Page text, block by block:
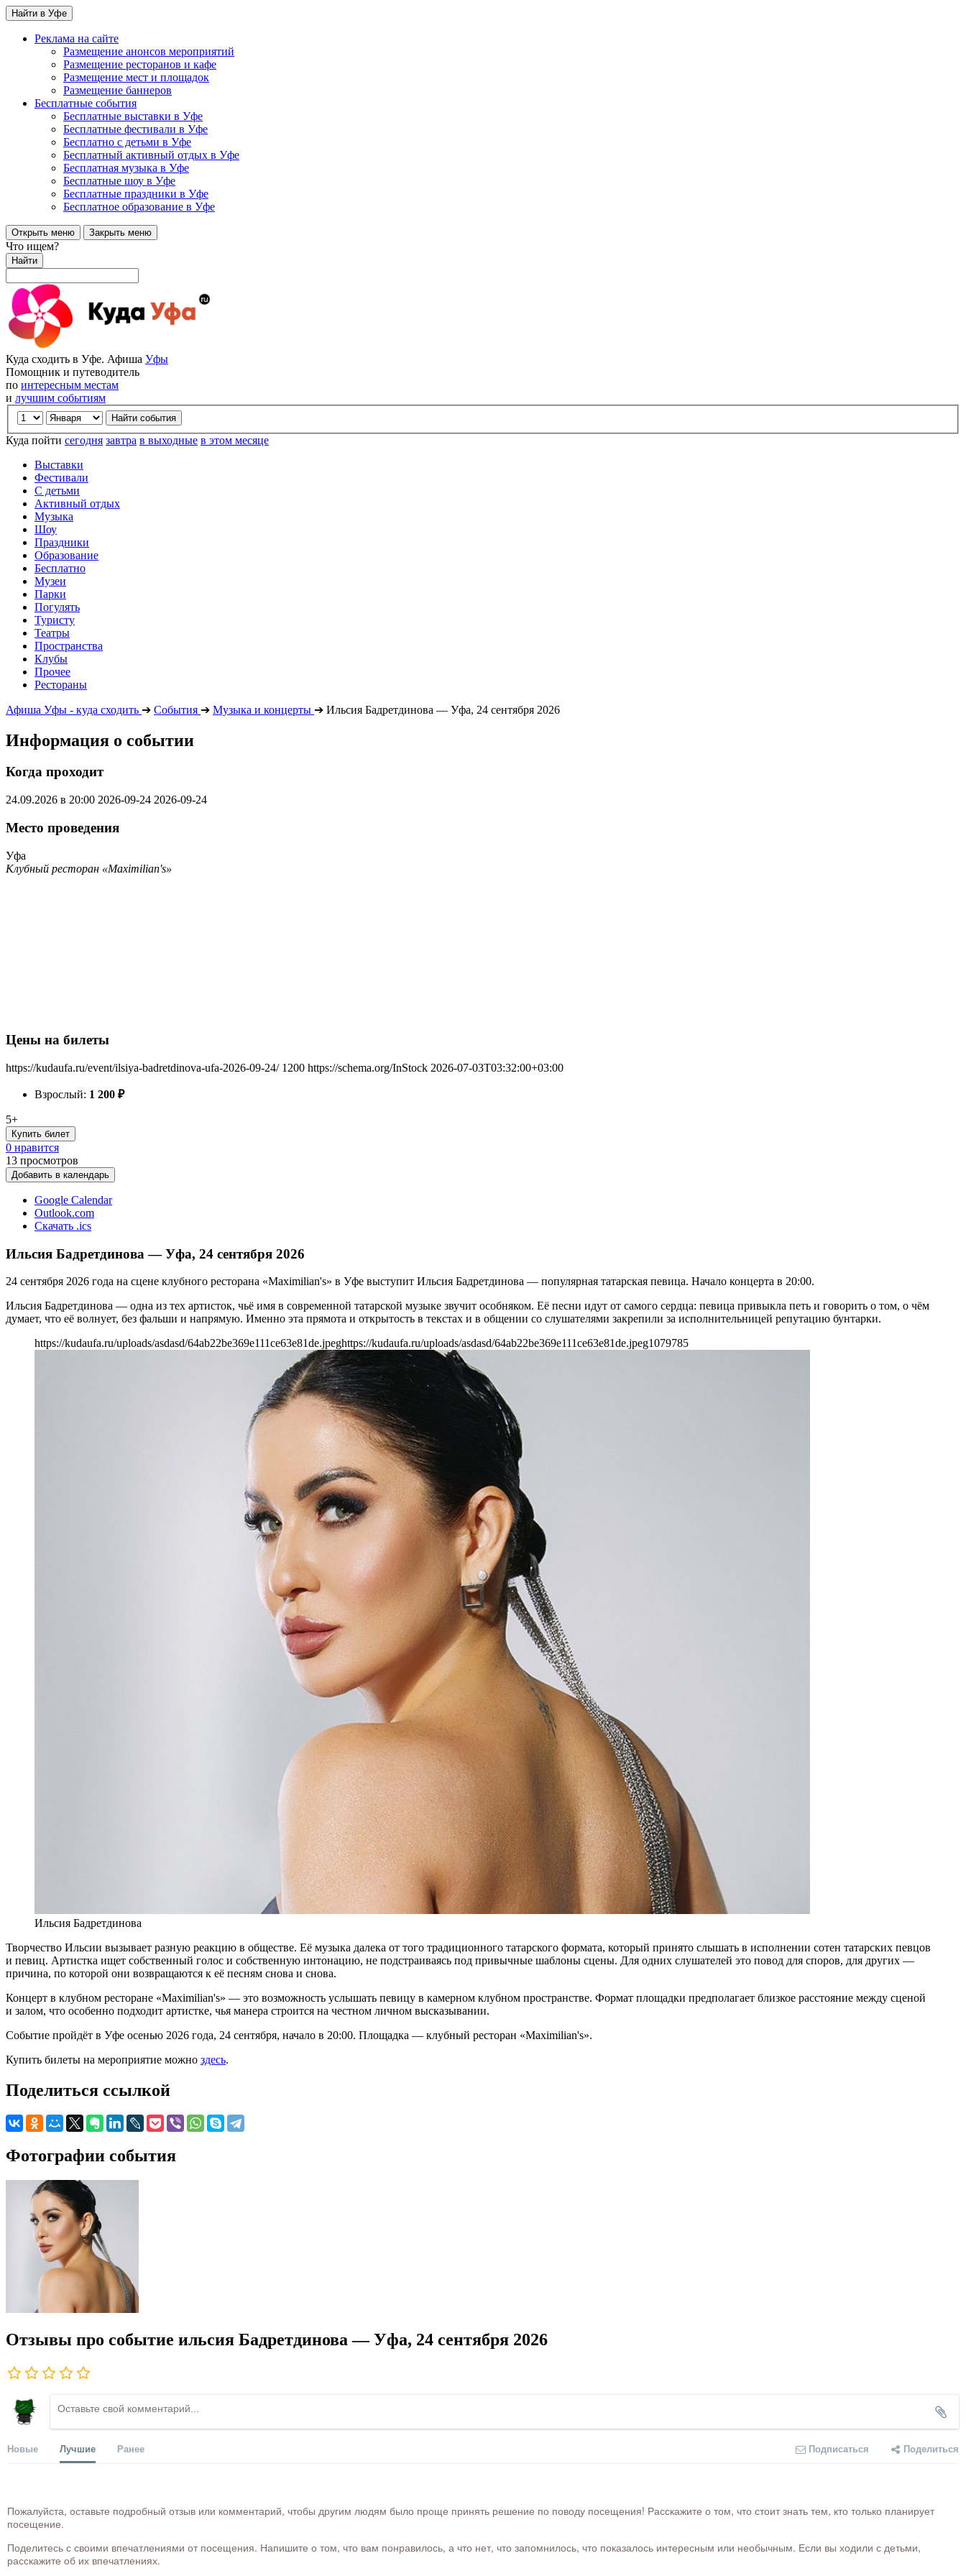
Найти в Уфе
Реклама на сайте
Размещение анонсов мероприятий
Размещение ресторанов и кафе
Размещение мест и площадок
Размещение баннеров
Бесплатные события
Бесплатные выставки в Уфе
Бесплатные фестивали в Уфе
Бесплатно с детьми в Уфе
Бесплатный активный отдых в Уфе
Бесплатная музыка в Уфе
Бесплатные шоу в Уфе
Бесплатные праздники в Уфе
Бесплатное образование в Уфе
Открыть меню Закрыть меню
Что ищем?
Найти
Куда сходить в Уфе. Афиша Уфы
Помощник и путеводитель
по интересным местам
и лучшим событиям
Куда пойти сегодня завтра в выходные в этом месяце
Выставки
Фестивали
С детьми
Активный отдых
Музыка
Шоу
Праздники
Образование
Бесплатно
Музеи
Парки
Погулять
Туристу
Театры
Пространства
Клубы
Прочее
Рестораны
Афиша Уфы - куда сходить ➔ События ➔ Музыка и концерты ➔ Ильсия Бадретдинова — Уфа, 24 сентября 2026
Информация о событии
Когда проходит
24.09.2026 в 20:00 2026-09-24 2026-09-24
Место проведения
Уфа
Клубный ресторан «Maximilian's»
Цены на билеты
https://kudaufa.ru/event/ilsiya-badretdinova-ufa-2026-09-24/ 1200 https://schema.org/InStock 2026-07-03T03:32:00+03:00
Взрослый: 1 200 ₽
5+
Купить билет
0 нравится
13 просмотров
Добавить в календарь
Google Calendar
Outlook.com
Скачать .ics
Ильсия Бадретдинова — Уфа, 24 сентября 2026
24 сентября 2026 года на сцене клубного ресторана «Maximilian's» в Уфе выступит Ильсия Бадретдинова — популярная татарская певица. Начало концерта в 20:00.
Ильсия Бадретдинова — одна из тех артисток, чьё имя в современной татарской музыке звучит особняком. Её песни идут от самого сердца: певица привыкла петь и говорить о том, о чём
думает, что её волнует, без фальши и напрямую. Именно эта прямота и открытость в текстах и в общении со слушателями закрепили за исполнительницей репутацию бунтарки.
https://kudaufa.ru/uploads/asdasd/64ab22be369e111ce63e81de.jpeghttps://kudaufa.ru/uploads/asdasd/64ab22be369e111ce63e81de.jpeg1079785
Ильсия Бадретдинова
Творчество Ильсии вызывает разную реакцию в обществе. Её музыка далека от того традиционного татарского формата, который принято слышать в исполнении сотен татарских певцов
и певиц. Артистка ищет собственный голос и собственную интонацию, не подстраиваясь под привычные шаблоны сцены. Для одних слушателей это повод для споров, для других —
причина, по которой они возвращаются к её песням снова и снова.
Концерт в клубном ресторане «Maximilian's» — это возможность услышать певицу в камерном клубном пространстве. Формат площадки предполагает близкое расстояние между сценой
и залом, что особенно подходит артистке, чья манера строится на честном личном высказывании.
Событие пройдёт в Уфе осенью 2026 года, 24 сентября, начало в 20:00. Площадка — клубный ресторан «Maximilian's».
Купить билеты на мероприятие можно здесь.
Поделиться ссылкой
Фотографии события
Отзывы про событие ильсия Бадретдинова — Уфа, 24 сентября 2026
Новые Лучшие Ранее Подписаться Поделиться
Пожалуйста, оставьте подробный отзыв или комментарий, чтобы другим людям было проще принять решение по поводу посещения! Расскажите о том, что стоит знать тем, кто только планирует
посещение.
Поделитесь с своими впечатлениями от посещения. Напишите о том, что вам понравилось, а что нет, что запомнилось, что показалось интересным или необычным. Если вы ходили с детьми,
расскажите об их впечатлениях.